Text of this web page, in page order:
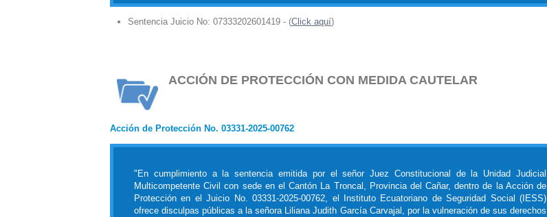
Sentencia Juicio No: 07333202601419 - (Click aquí)
ACCIÓN DE PROTECCIÓN CON MEDIDA CAUTELAR
Acción de Protección No. 03331-2025-00762
"En cumplimiento a la sentencia emitida por el señor Juez Constitucional de la Unidad Judicial
Multicompetente Civil con sede en el Cantón La Troncal, Provincia del Cañar, dentro de la Acción de
Protección en el Juicio No. 03331-2025-00762, el Instituto Ecuatoriano de Seguridad Social (IESS)
ofrece disculpas públicas a la señora Liliana Judith García Carvajal, por la vulneración de sus derechos